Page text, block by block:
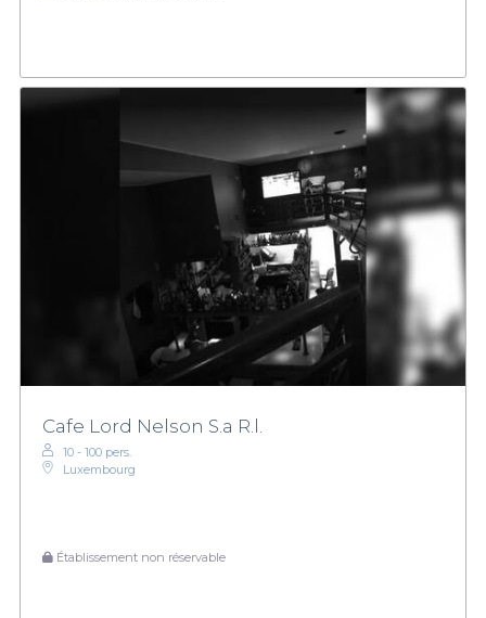
Cafe Lord Nelson S.a R.l.
10 - 100 pers.
Luxembourg
Établissement non réservable